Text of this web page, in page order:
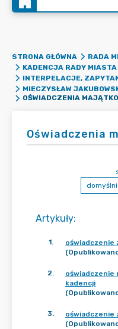
STRONA GŁÓWNA
RADA
KADENCJA RADY
INTERPELACJE,
MIECZYSŁAW
OŚWIADCZENIA
Oświadczenia
Artykuły:
1.
oświadczenie
2.
oświadczenie
kadencji
3.
oświadczenie